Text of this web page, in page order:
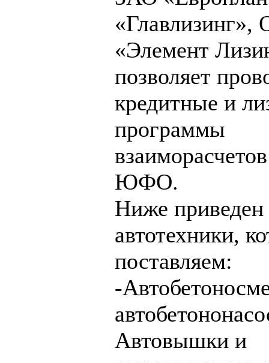
«Элемент
позволяет
кредитные и
программы
ЮФО.
Ниже приведен
автотехники,
поставляем:
-
Автовышки и